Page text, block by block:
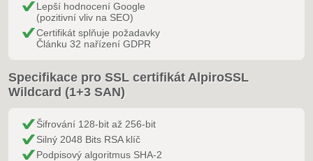
Lepší hodnocení Google
(pozitivní vliv na SEO)
Certifikát splňuje požadavky
Článku 32 nařízení GDPR
Specifikace pro SSL certifikát AlpiroSSL
Wildcard (1+3 SAN)
Šifrování 128-bit až 256-bit
Silný 2048 Bits RSA klíč
Podpisový algoritmus SHA-2